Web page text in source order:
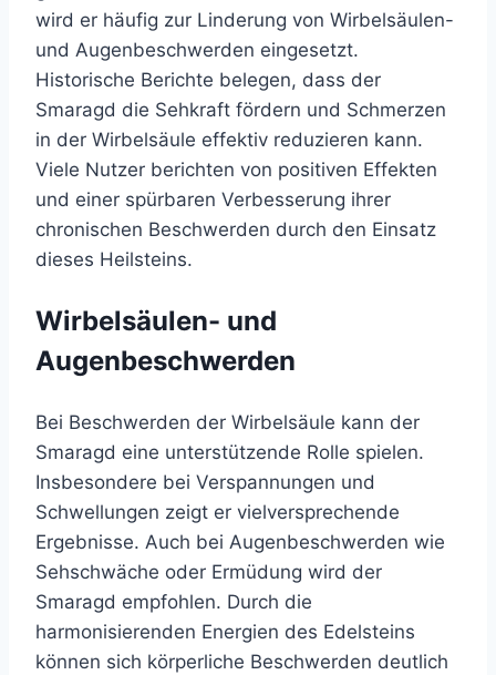
wird er häufig zur Linderung von Wirbelsäulen-
und Augenbeschwerden eingesetzt.
Historische Berichte belegen, dass der
Smaragd die Sehkraft fördern und Schmerzen
in der Wirbelsäule effektiv reduzieren kann.
Viele Nutzer berichten von positiven Effekten
und einer spürbaren Verbesserung ihrer
chronischen Beschwerden durch den Einsatz
dieses Heilsteins.
Wirbelsäulen- und
Augenbeschwerden
Bei Beschwerden der Wirbelsäule kann der
Smaragd eine unterstützende Rolle spielen.
Insbesondere bei Verspannungen und
Schwellungen zeigt er vielversprechende
Ergebnisse. Auch bei Augenbeschwerden wie
Sehschwäche oder Ermüdung wird der
Smaragd empfohlen. Durch die
harmonisierenden Energien des Edelsteins
können sich körperliche Beschwerden deutlich